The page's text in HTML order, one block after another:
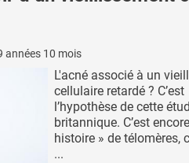
années 10 mois
L'acné associé à un
cellulaire retardé ? C’est
l’hypothèse de cette
britannique. C’est
histoire » de télomères,
...